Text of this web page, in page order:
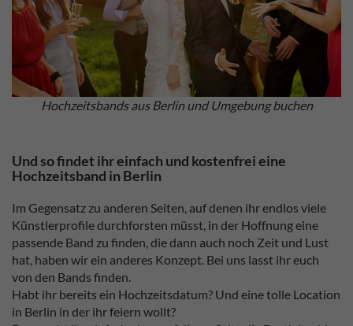
Hochzeitsbands aus Berlin und Umgebung buchen
Und so findet ihr einfach und kostenfrei eine
Hochzeitsband in Berlin
Im Gegensatz zu anderen Seiten, auf denen ihr endlos viele
Künstlerprofile durchforsten müsst, in der Hoffnung eine
passende Band zu finden, die dann auch noch Zeit und Lust
hat, haben wir ein anderes Konzept. Bei uns lasst ihr euch
von den Bands finden.
Habt ihr bereits ein Hochzeitsdatum? Und eine tolle Location
in Berlin in der ihr feiern wollt?